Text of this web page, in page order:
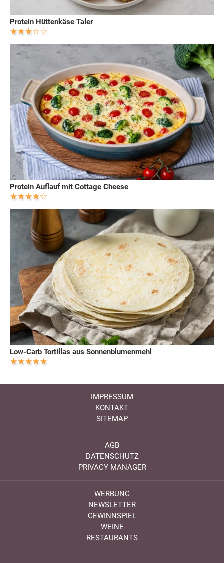
Protein Hüttenkäse Taler
Protein Auflauf mit Cottage Cheese
Low-Carb Tortillas aus Sonnenblumenmehl
IMPRESSUM
KONTAKT
SITEMAP
AGB
DATENSCHUTZ
PRIVACY MANAGER
WERBUNG
NEWSLETTER
GEWINNSPIEL
WEINE
RESTAURANTS